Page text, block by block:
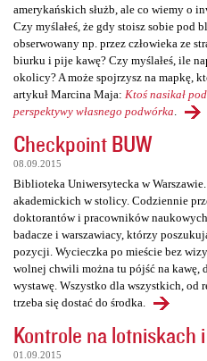
amerykańskich służb, ale co wiemy o
Czy myślałeś, że gdy stoisz sobie pod
obserwowany np. przez człowieka ze
biurku i pije kawę? Czy myślałeś, ile
okolicy? A może spojrzysz na mapkę,
artykuł Marcina Maja: Ktoś nasikał
perspektywy własnego podwórka
Checkpoint BUW
08.09.2015
Biblioteka Uniwersytecka w
akademickich w stolicy. Codziennie
doktorantów i pracowników
badacze i warszawiacy, którzy
pozycji. Wycieczka po mieście bez
wolnej chwili można tu pójść na kawę,
wystawę. Wszystko dla wszystkich, od
trzeba się dostać do środka.
Kontrole na lotniskach
01.09.2015